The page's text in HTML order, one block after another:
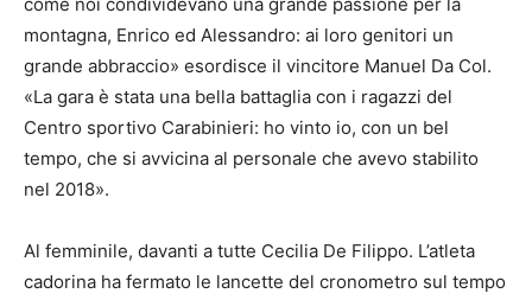
come noi condividevano una grande passione per la
montagna, Enrico ed Alessandro: ai loro genitori un
grande abbraccio» esordisce il vincitore Manuel Da Col.
«La gara è stata una bella battaglia con i ragazzi del
Centro sportivo Carabinieri: ho vinto io, con un bel
tempo, che si avvicina al personale che avevo stabilito
nel 2018».
Al femminile, davanti a tutte Cecilia De Filippo. L’atleta
cadorina ha fermato le lancette del cronometro sul tempo